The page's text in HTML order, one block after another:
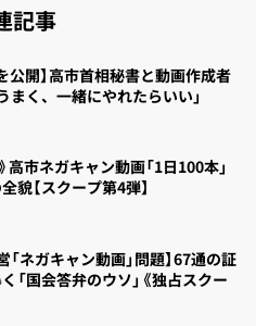
記事
公開】高市首相秘書と動画作成者
まく、一緒にやれたらいい」
高市ネガキャン動画「1日100本」
貌【スクープ第4弾】
「ネガキャン動画」問題】67通の証
「国会答弁のウソ」《独占スクー